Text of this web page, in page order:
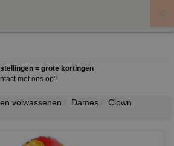
= grote kortingen
met ons op?
volwassenen Dames Clown